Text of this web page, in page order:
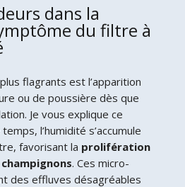
dans la
du filtre à
flagrants est l’apparition
ou de poussière dès que
Je vous explique ce
l’humidité s’accumule
favorisant la prolifération
. Ces micro-
des effluves désagréables